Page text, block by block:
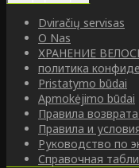
Dviračių servisas
O Nas
ХРАНЕНИЕ
политика
Pristatymo būdai
Apmokėjimo būdai
Правила
Правила и
Руководство по
Справочная